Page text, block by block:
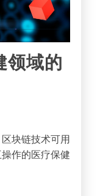
领域的
块链技术可用
作的医疗保健